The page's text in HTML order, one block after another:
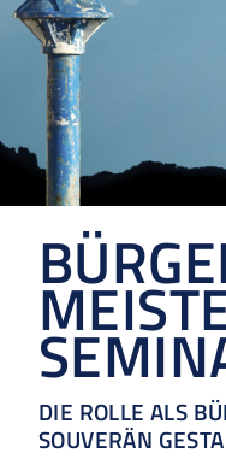
DIE ROLLE ALS
SOUVERÄN